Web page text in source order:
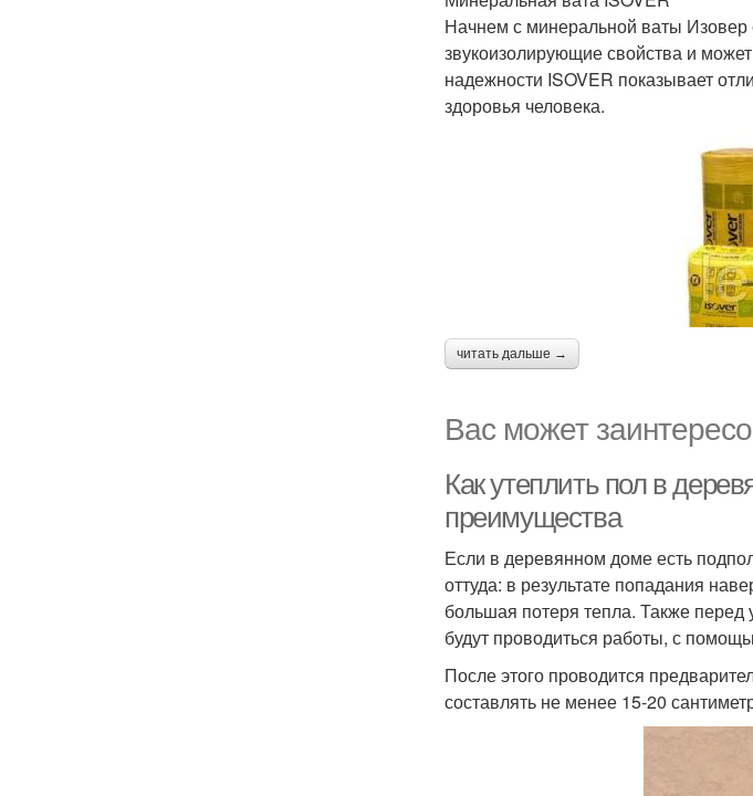
Начнем с минеральной ваты
звукоизолирующие свойства и
надежности ISOVER показывает
здоровья человека.
читать дальше →
Вас может
Как утеплить пол в
преимущества
Если в деревянном доме есть
оттуда: в результате попадания
большая потеря тепла. Также перед
будут проводиться работы, с
После этого проводится
составлять не менее 15-20